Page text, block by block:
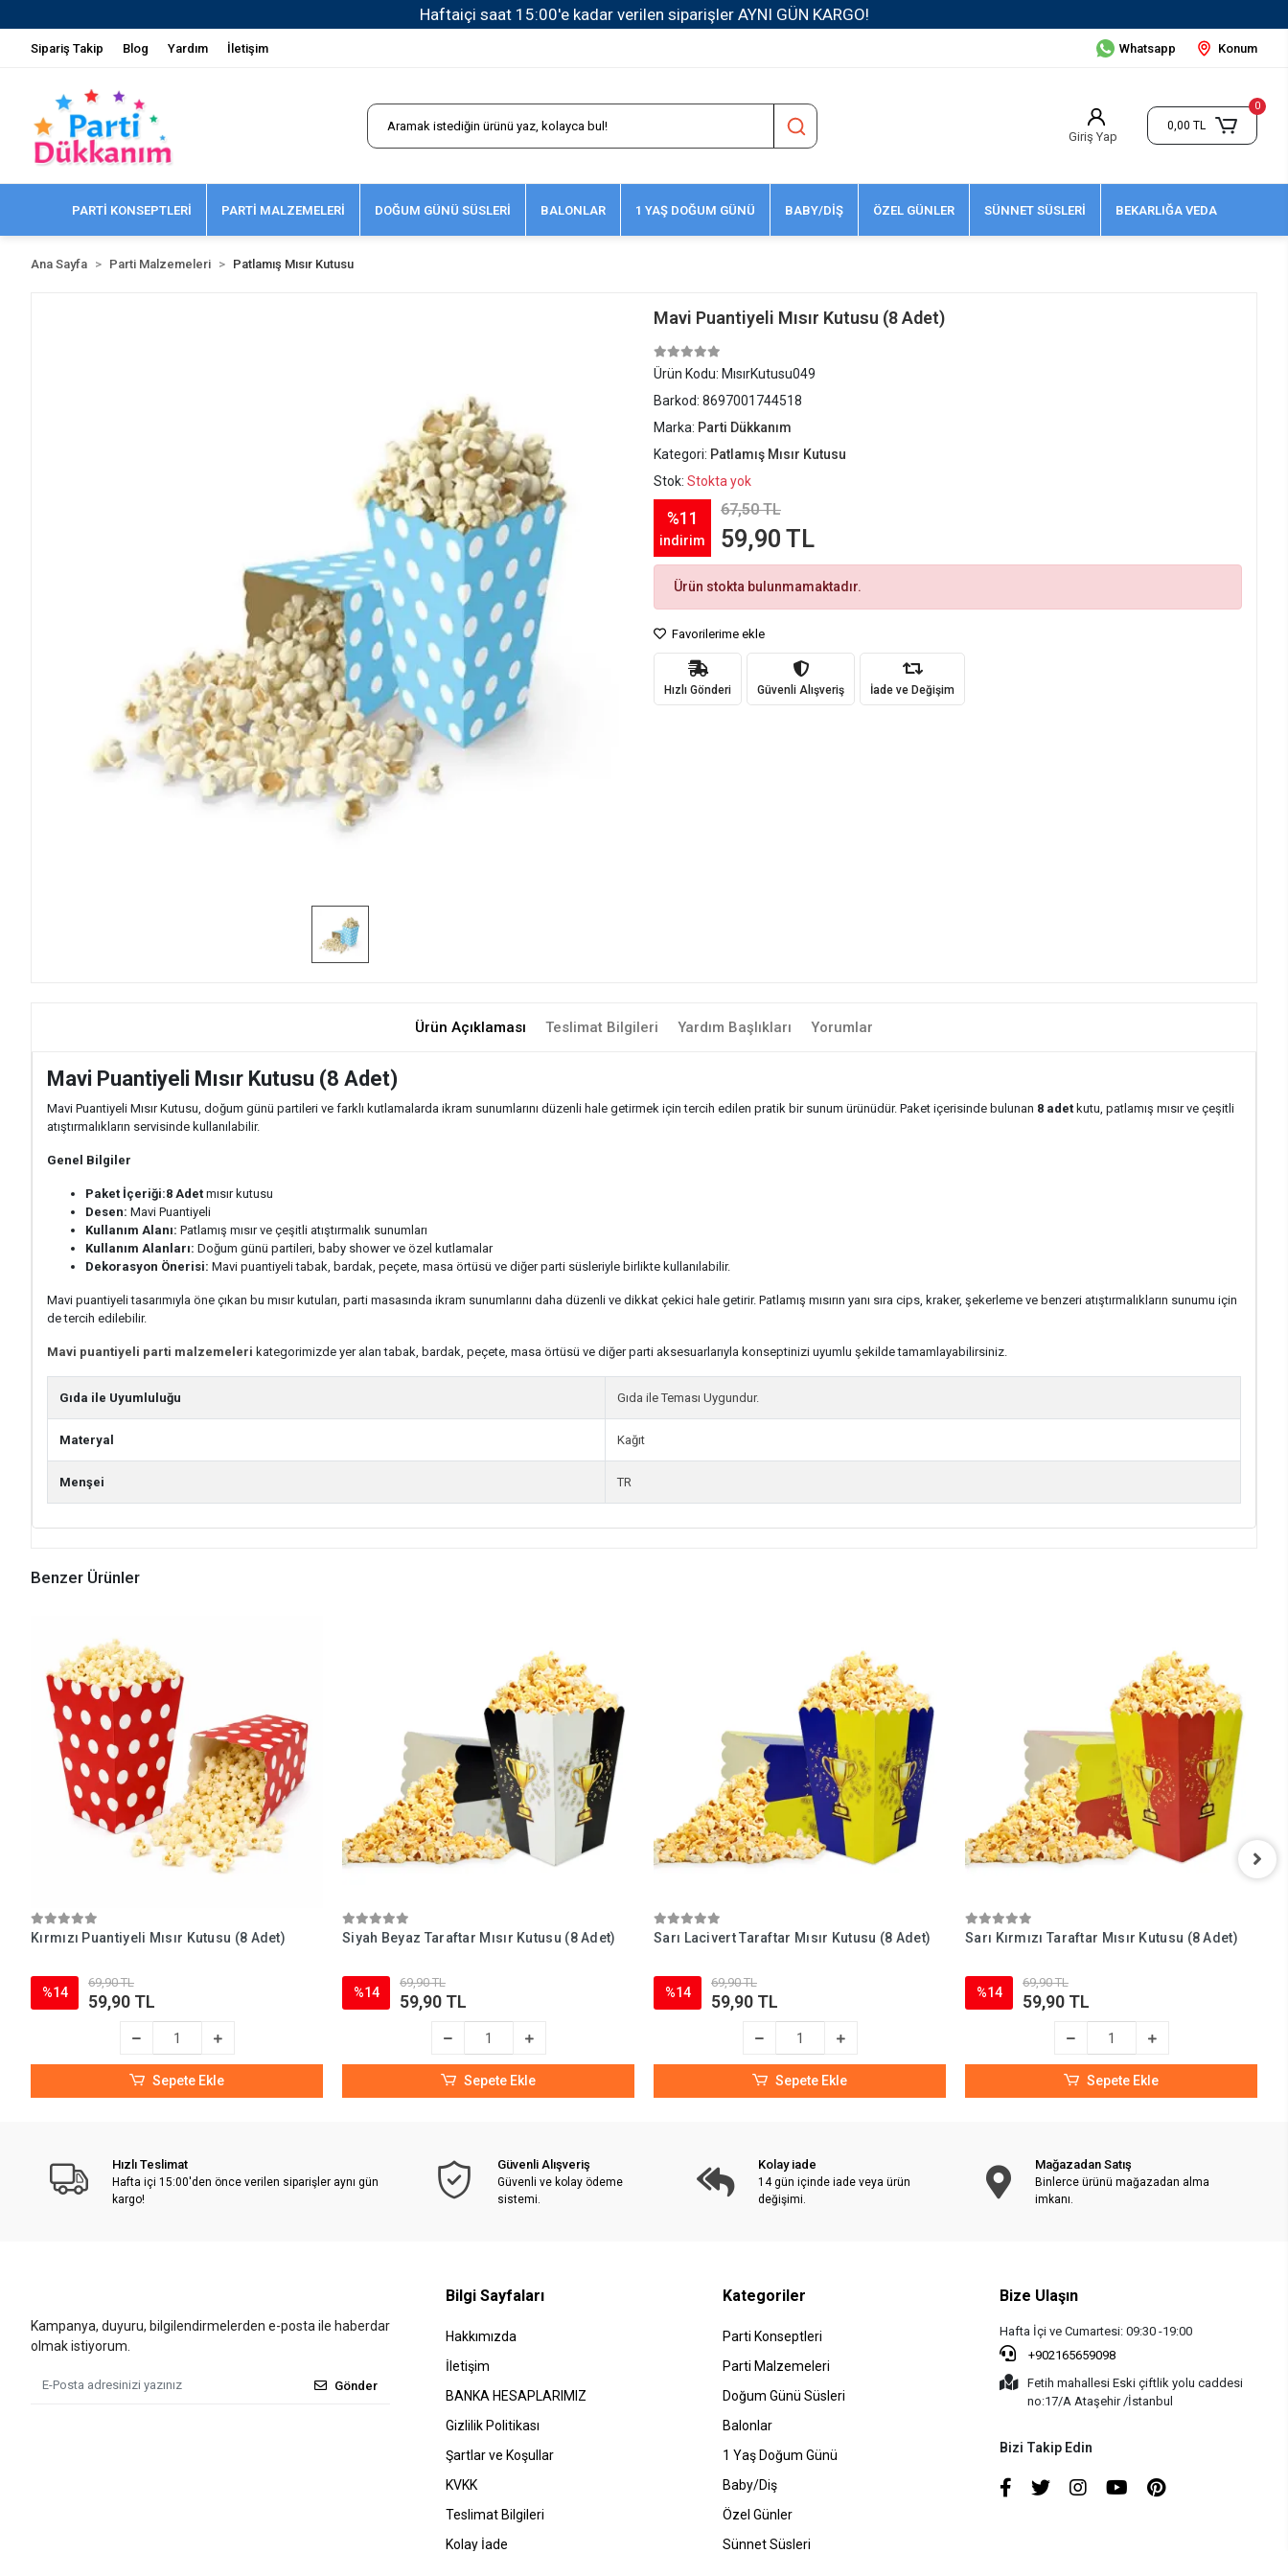
1500 TL ve Üzeri Kargo Ücretsiz!
Sipariş Takip Blog Yardım İletişim Whatsapp Konum
Giriş Yap
0
0,00 TL
PARTİ KONSEPTLERİ PARTİ MALZEMELERİ DOĞUM GÜNÜ SÜSLERİ BALONLAR 1 YAŞ DOĞUM GÜNÜ BABY/DİŞ ÖZEL GÜNLER SÜNNET SÜSLERİ BEKARLIĞA VEDA
Ana Sayfa Parti Malzemeleri Patlamış Mısır Kutusu
Mavi Puantiyeli Mısır Kutusu (8 Adet)
Ürün Kodu: MısırKutusu049
Barkod: 8697001744518
Marka: Parti Dükkanım
Kategori: Patlamış Mısır Kutusu
Stok: Stokta yok
%11
indirim
67,50 TL
59,90 TL
Ürün stokta bulunmamaktadır.
Favorilerime ekle
Hızlı Gönderi Güvenli Alışveriş İade ve Değişim
Ürün Açıklaması Teslimat Bilgileri Yardım Başlıkları Yorumlar
Mavi Puantiyeli Mısır Kutusu (8 Adet)
Mavi Puantiyeli Mısır Kutusu, doğum günü partileri ve farklı kutlamalarda ikram sunumlarını düzenli hale getirmek için tercih edilen pratik bir sunum ürünüdür. Paket içerisinde bulunan 8 adet kutu, patlamış mısır ve çeşitli
atıştırmalıkların servisinde kullanılabilir.
Genel Bilgiler
Paket İçeriği:8 Adet mısır kutusu
Desen: Mavi Puantiyeli
Kullanım Alanı: Patlamış mısır ve çeşitli atıştırmalık sunumları
Kullanım Alanları: Doğum günü partileri, baby shower ve özel kutlamalar
Dekorasyon Önerisi: Mavi puantiyeli tabak, bardak, peçete, masa örtüsü ve diğer parti süsleriyle birlikte kullanılabilir.
Mavi puantiyeli tasarımıyla öne çıkan bu mısır kutuları, parti masasında ikram sunumlarını daha düzenli ve dikkat çekici hale getirir. Patlamış mısırın yanı sıra cips, kraker, şekerleme ve benzeri atıştırmalıkların sunumu için
de tercih edilebilir.
Mavi puantiyeli parti malzemeleri kategorimizde yer alan tabak, bardak, peçete, masa örtüsü ve diğer parti aksesuarlarıyla konseptinizi uyumlu şekilde tamamlayabilirsiniz.
Gıda ile Uyumluluğu Gıda ile Teması Uygundur.
Materyal Kağıt
Menşei TR
Benzer Ürünler
Kırmızı Puantiyeli Mısır Kutusu (8 Adet)
%14
69,90 TL
59,90 TL
Sepete Ekle
Siyah Beyaz Taraftar Mısır Kutusu (8 Adet)
%14
69,90 TL
59,90 TL
Sepete Ekle
Sarı Lacivert Taraftar Mısır Kutusu (8 Adet)
%14
69,90 TL
59,90 TL
Sepete Ekle
Sarı Kırmızı Taraftar Mısır Kutusu (8 Adet)
%14
69,90 TL
59,90 TL
Sepete Ekle
Hızlı Teslimat
Hafta içi 15:00'den önce verilen siparişler aynı gün
kargo!
Güvenli Alışveriş
Güvenli ve kolay ödeme
sistemi.
Kolay iade
14 gün içinde iade veya ürün
değişimi.
Mağazadan Satış
Binlerce ürünü mağazadan alma
imkanı.
Kampanya, duyuru, bilgilendirmelerden e-posta ile haberdar
olmak istiyorum.
Gönder
Bilgi Sayfaları
Hakkımızda
İletişim
BANKA HESAPLARIMIZ
Gizlilik Politikası
Şartlar ve Koşullar
KVKK
Teslimat Bilgileri
Kolay İade
Kategoriler
Parti Konseptleri
Parti Malzemeleri
Doğum Günü Süsleri
Balonlar
1 Yaş Doğum Günü
Baby/Diş
Özel Günler
Sünnet Süsleri
Bize Ulaşın
Hafta İçi ve Cumartesi: 09:30 -19:00
+902165659098
Fetih mahallesi Eski çiftlik yolu caddesi
no:17/A Ataşehir /İstanbul
Bizi Takip Edin